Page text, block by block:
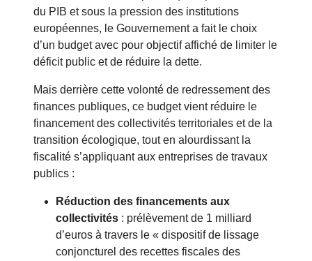
du PIB et sous la pression des institutions
européennes, le Gouvernement a fait le choix
d’un budget avec pour objectif affiché de limiter le
déficit public et de réduire la dette.
Mais derrière cette volonté de redressement des
finances publiques, ce budget vient réduire le
financement des collectivités territoriales et de la
transition écologique, tout en alourdissant la
fiscalité s’appliquant aux entreprises de travaux
publics :
Réduction des financements aux
collectivités : prélèvement de 1 milliard
d’euros à travers le « dispositif de lissage
conjoncturel des recettes fiscales des